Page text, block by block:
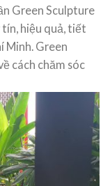
Green Sculpture
tín, hiệu quả, tiết
Minh. Green
cách chăm sóc